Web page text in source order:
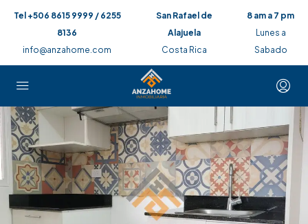
Tel +506 8615 9999 / 6255
8136
info@anzahome.com
San Rafael de
Alajuela
Costa Rica
8 am a 7 pm
Lunes a
Sabado